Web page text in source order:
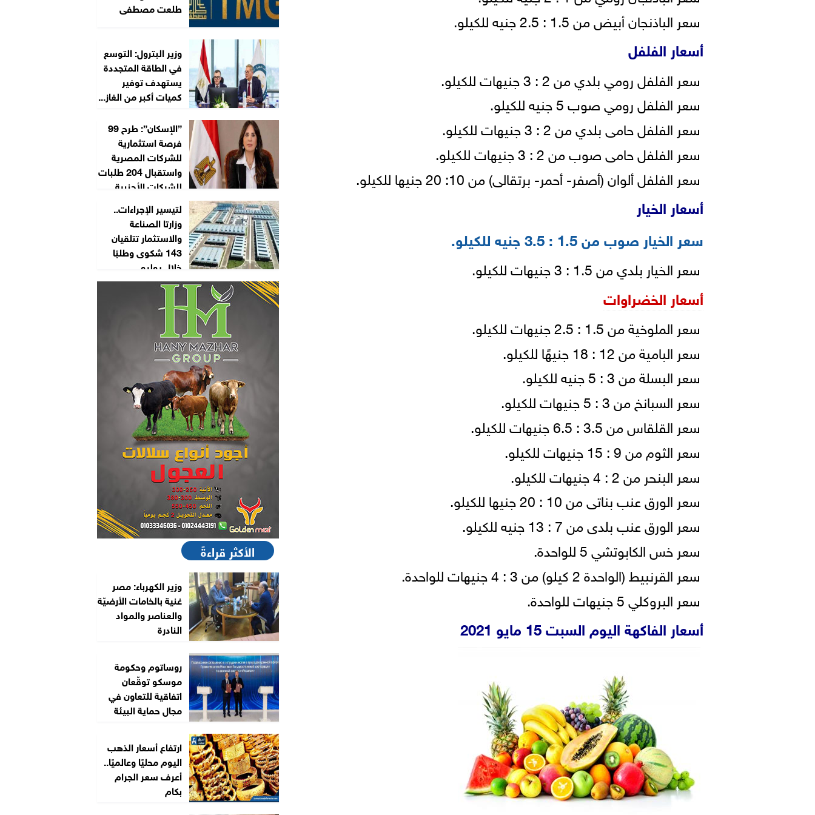
سعر الباذنجان أبيض من 1.5 : 2.5 جنيه للكيلو.
أسعار الفلفل
سعر الفلفل رومي بلدي من 2 : 3 جنيهات للكيلو.
سعر الفلفل رومي صوب 5 جنيه للكيلو.
سعر الفلفل حامى بلدي من 2 : 3 جنيهات للكيلو.
سعر الفلفل حامى صوب من 2 : 3 جنيهات للكيلو.
سعر الفلفل ألوان (أصفر- أحمر- برتقالى) من 10: 20 جنيها للكيلو.
أسعار الخيار
سعر الخيار صوب من 1.5 : 3.5 جنيه للكيلو.
سعر الخيار بلدي من 1.5 : 3 جنيهات للكيلو.
أسعار الخضراوات
سعر الملوخية من 1.5 : 2.5 جنيهات للكيلو.
سعر البامية من 12 : 18 جنيهًا للكيلو.
سعر البسلة من 3 : 5 جنيه للكيلو.
سعر السبانخ من 3 : 5 جنيهات للكيلو.
سعر القلقاس من 3.5 : 6.5 جنيهات للكيلو.
سعر الثوم من 9 : 15 جنيهات للكيلو.
سعر البنحر من 2 : 4 جنيهات للكيلو.
سعر الورق عنب بناتى من 10 : 20 جنيها للكيلو.
سعر الورق عنب بلدى من 7 : 13 جنيه للكيلو.
سعر خس الكابوتشي 5 للواحدة.
سعر القرنبيط (الواحدة 2 كيلو) من 3 : 4 جنيهات للواحدة.
سعر البروكلي 5 جنيهات للواحدة.
أسعار الفاكهة اليوم السبت 15 مايو 2021
طلعت مصطفى
وزير البترول: التوسع
في الطاقة المتجددة
يستهدف توفير
كميات أكبر من الغاز...
”الإسكان”: طرح 99
فرصة استثمارية
للشركات المصرية
واستقبال 204 طلبات
للشركات الأجنبية...
لتيسير الإجراءات..
وزارتا الصناعة
والاستثمار تتلقيان
143 شكوى وطلبًا
خلال يوليو
الأكثر قراءةً
وزير الكهرباء: مصر
غنية بالخامات الأرضيّة
والعناصر والمواد
النادرة
روساتوم وحكومة
موسكو توقّعان
اتفاقية للتعاون في
مجال حماية البيئة
ارتفاع أسعار الذهب
اليوم محليًا وعالميًا..
أعرف سعر الجرام
بكام